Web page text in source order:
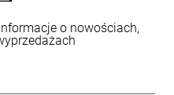
o nowościach,